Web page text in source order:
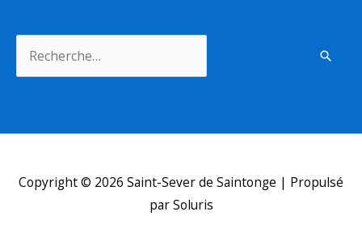
Copyright © 2026 Saint-Sever de Saintonge | Propulsé
par Soluris